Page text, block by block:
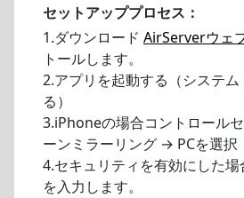
セットアッププロセス：
1.ダウンロード AirServerウェ
トールします。
2.アプリを起動する（システ
る）
3.iPhoneの場合コントロール
ーンミラーリング → PCを選択
4.セキュリティを有効にした
を入力します。